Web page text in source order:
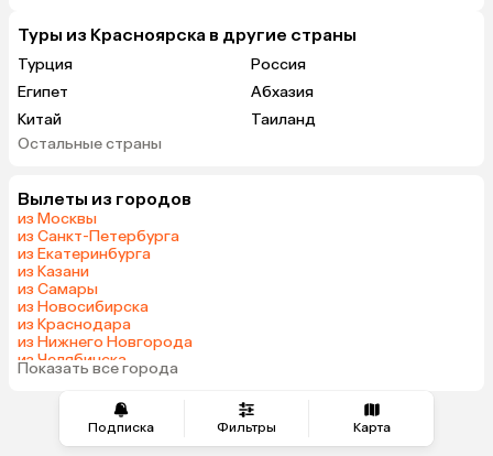
Подписка Фильтры Карта
Туры из Красноярска в другие страны
Турция
Россия
Египет
Абхазия
Китай
Таиланд
Вьетнам
Беларусь
Шри-Ланка
Азербайджан
Сербия
Киргизия
Саудовская Аравия
Венгрия
Остальные страны
Вылеты из городов
из Москвы
из Санкт-Петербурга
из Екатеринбурга
из Казани
из Самары
из Новосибирска
из Краснодара
из Нижнего Новгорода
из Челябинска
из Тюмени
Показать все города